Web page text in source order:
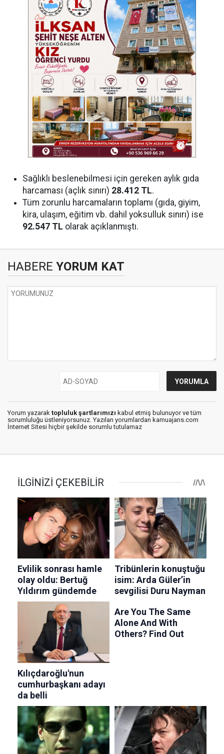
Sağlıklı beslenebilmesi için gereken aylık gıda
harcaması (açlık sınırı) 28.412 TL.
Tüm zorunlu harcamaların toplamı (gıda, giyim,
kira, ulaşım, eğitim vb. dahil yoksulluk sınırı) ise
92.547 TL olarak açıklanmıştı.
HABERE YORUM KAT
Yorum yazarak topluluk şartlarımızı kabul etmiş bulunuyor ve tüm
sorumluluğu üstleniyorsunuz. Yazılan yorumlardan kamuajans.com
İnternet Sitesi hiçbir şekilde sorumlu tutulamaz